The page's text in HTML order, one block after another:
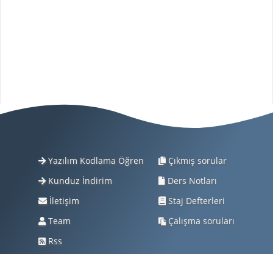
Yazılım Kodlama Öğren
Kunduz İndirim
İletişim
Team
Rss
Çıkmış sorular
Ders Notları
Staj Defterleri
Çalışma soruları